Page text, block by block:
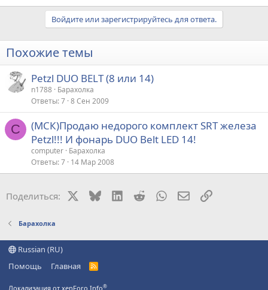
Войдите или зарегистрируйтесь для ответа.
Похожие темы
Petzl DUO BELT (8 или 14)
n1788 Барахолка
Ответы 7 8 Сен 2009
C
(МСК)Продаю недорого комплект SRT железа
Petzl!!! И фонарь DUO Belt LED 14!
computer Барахолка
Ответы 7 14 Мар 2008
Поделиться: BlueskyLinkedIn
RedditWhatsAppЭлектронная
Ссылка
Барахолка
Russian (RU)
Помощь
Главная
R
Локализация от xenForo.Info®